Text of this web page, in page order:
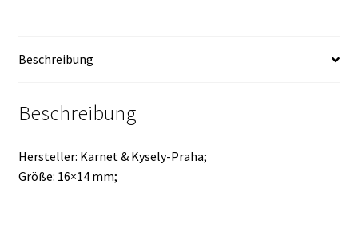
Beschreibung
Beschreibung
Hersteller: Karnet & Kysely-Praha;
Größe: 16×14 mm;